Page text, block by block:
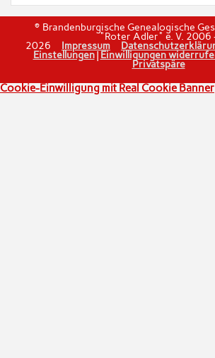
© Brandenburgische Genealogische
"Roter Adler" e. V. 2006
2026 Impressum
Einstellungen| Einwilligungen
Privatspäre
Cookie-Einwilligung mit Real Cookie Banner